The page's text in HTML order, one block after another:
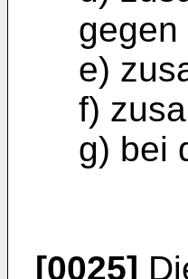
e)
f)
g) bei
[0025]